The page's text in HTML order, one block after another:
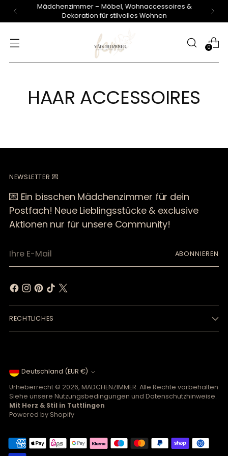
Mädchenzimmer – Möbel, Wohnaccessoires &
Dekoration für stilvolles Wohnen
0
HAAR ACCESSOIRES
NEWSLETTER 💌
💌 Ein bisschen Mädchenzimmer für dein
Postfach! Neue Lieblingsstücke & exclusive
Aktionen nur für unsere Community!
E-
ABONNIEREN
RECHTLICHES
Währung
Deutschland (EUR €)
Urheberrecht © 2026, MÄDCHENZIMMER. Alle Rechte vorbehalten
Siehe unsere Nutzungsbedingungen und Datenschutzhinweise.
Mit Herz & Stil in Tuttlingen
Powered by Shopify